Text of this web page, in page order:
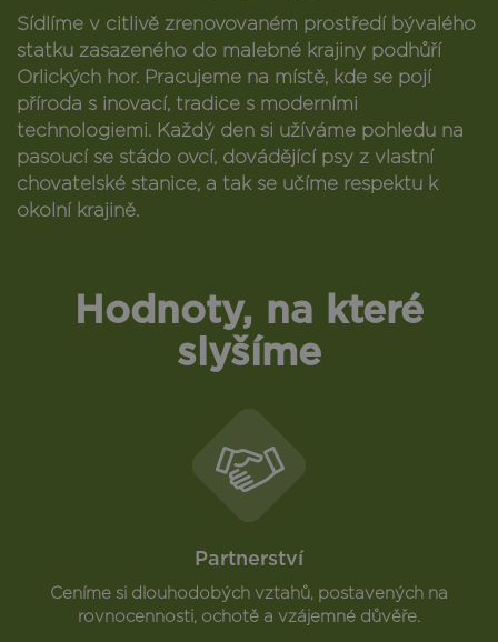
Sídlíme v citlivě zrenovovaném prostředí bývalého
statku zasazeného do malebné krajiny podhůří
Orlických hor. Pracujeme na místě, kde se pojí
příroda s inovací, tradice s moderními
technologiemi. Každý den si užíváme pohledu na
pasoucí se stádo ovcí, dovádějící psy z vlastní
chovatelské stanice, a tak se učíme respektu k
okolní krajině.
Hodnoty, na které
slyšíme
Partnerství
Ceníme si dlouhodobých vztahů, postavených na
rovnocennosti, ochotě a vzájemné důvěře.